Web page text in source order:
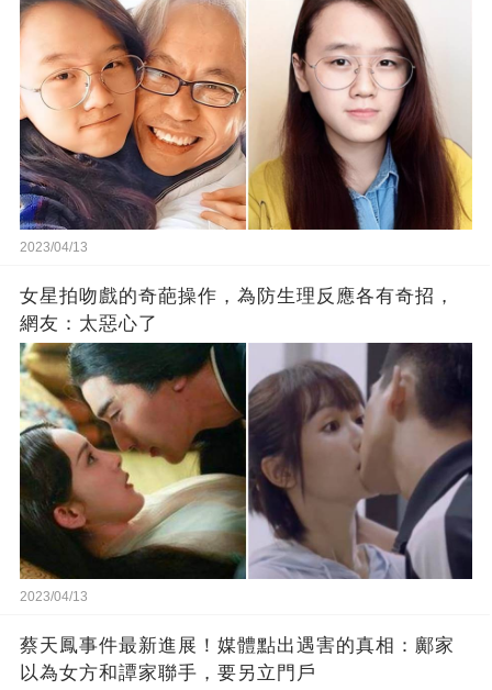
2023/04/13
女星拍吻戲的奇葩操作，為防生理反應各有奇招，
網友：太惡心了
2023/04/13
蔡天鳳事件最新進展！媒體點出遇害的真相：鄺家
以為女方和譚家聯手，要另立門戶